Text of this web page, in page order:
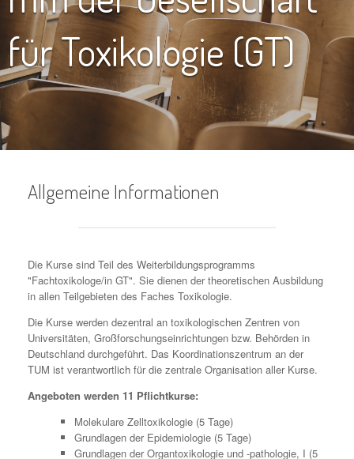
für Toxikologie (GT)
Allgemeine Informationen
Die Kurse sind Teil des Weiterbildungsprogramms
"Fachtoxikologe/in GT". Sie dienen der theoretischen Ausbildung
in allen Teilgebieten des Faches Toxikologie.
Die Kurse werden dezentral an toxikologischen Zentren von
Universitäten, Großforschungseinrichtungen bzw. Behörden in
Deutschland durchgeführt. Das Koordinationszentrum an der
TUM ist verantwortlich für die zentrale Organisation aller Kurse.
Angeboten werden 11 Pflichtkurse:
Molekulare Zelltoxikologie (5 Tage)
Grundlagen der Epidemiologie (5 Tage)
Grundlagen der Organtoxikologie und -pathologie, I (5